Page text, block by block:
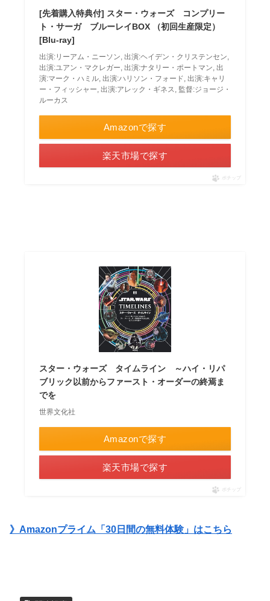
[先着購入特典付] スター・ウォーズ コンプリー
ト・サーガ ブルーレイBOX （初回生産限定）
[Blu-ray]
出演:リーアム・ニーソン, 出演:ヘイデン・クリステンセン,
出演:ユアン・マクレガー, 出演:ナタリー・ポートマン, 出
演:マーク・ハミル, 出演:ハリソン・フォード, 出演:キャリ
ー・フィッシャー, 出演:アレック・ギネス, 監督:ジョージ・
ルーカス
Amazonで探す
楽天市場で探す
ポチップ
スター・ウォーズ タイムライン ～ハイ・リパ
ブリック以前からファースト・オーダーの終焉ま
でを
世界文化社
Amazonで探す
楽天市場で探す
ポチップ
》Amazonプライム「30日間の無料体験」はこちら